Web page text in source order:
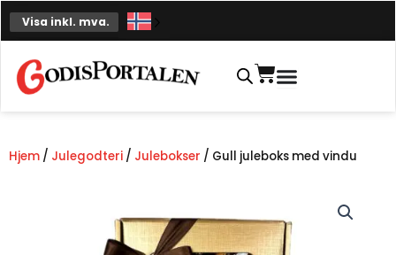
Hopp
til
Visa inkl. mva.
Handlekurv
Hjem / Julegodteri / Julebokser / Gull juleboks med vindu